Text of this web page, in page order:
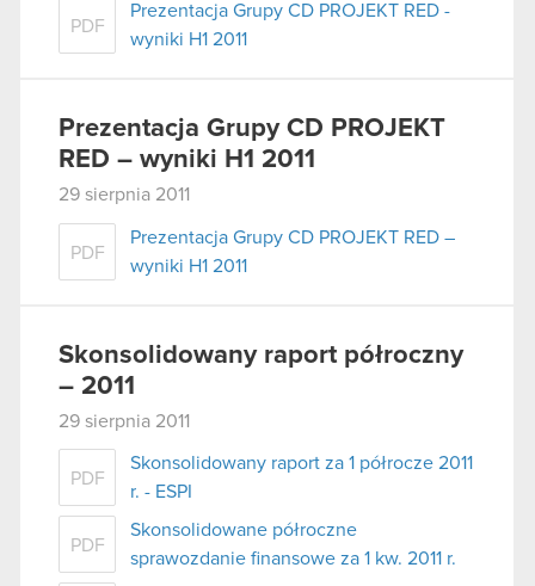
PDF
Prezentacja Grupy CD PROJEKT RED -
wyniki H1 2011
Prezentacja Grupy CD PROJEKT
RED – wyniki H1 2011
29 sierpnia 2011
PDF
Prezentacja Grupy CD PROJEKT RED –
wyniki H1 2011
Skonsolidowany raport półroczny
– 2011
29 sierpnia 2011
PDF
Skonsolidowany raport za 1 półrocze 2011
r. - ESPI
PDF
Skonsolidowane półroczne
sprawozdanie finansowe za 1 kw. 2011 r.